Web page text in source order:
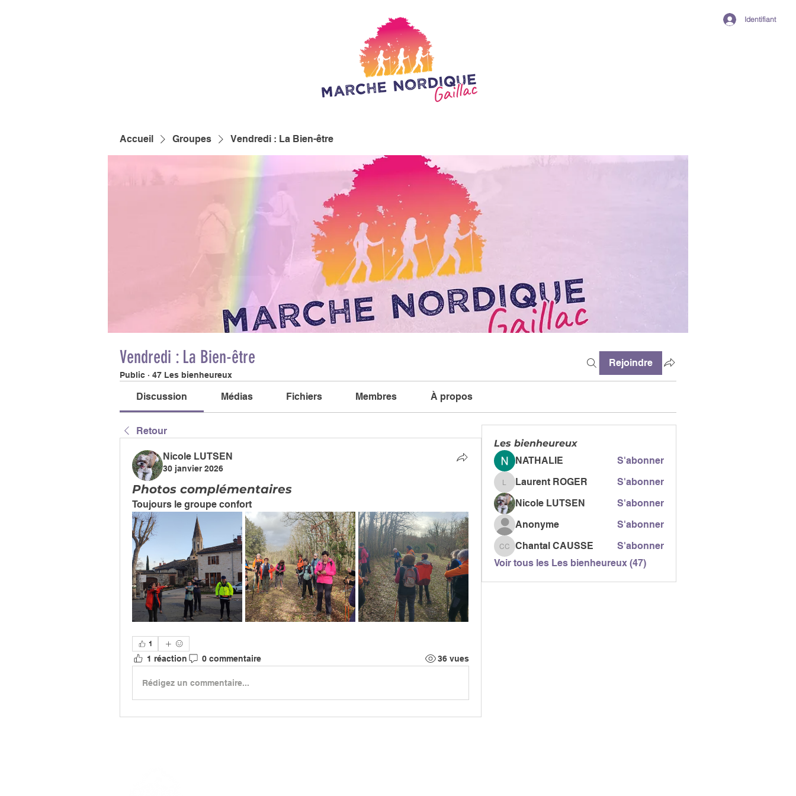
Identifiant
Accueil Groupes Vendredi : La Bien-être
Vendredi : La Bien-être
Public · 47 Les bienheureux
Rejoindre
Discussion Médias Fichiers Membres À propos
Retour
Nicole LUTSEN
30 janvier 2026
Photos complémentaires
Toujours le groupe confort
1
1 réaction 0 commentaire 36 vues
Rédigez un commentaire...
Les bienheureux
NATHALIE
S'abonner
Laurent ROGER
Laurent ROGER
S'abonner
Nicole LUTSEN
S'abonner
Anonyme
S'abonner
Chantal CAUSSE
Chantal CAUSSE
S'abonner
Voir tous les Les bienheureux (47)